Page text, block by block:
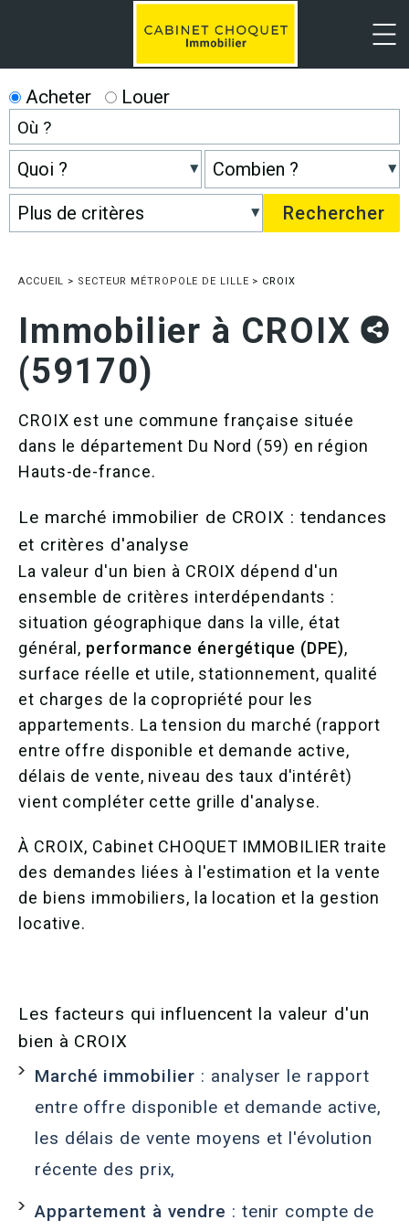
Acheter Louer
ACCUEIL > SECTEUR MÉTROPOLE DE LILLE > CROIX
Immobilier à CROIX
(59170)
CROIX est une commune française située
dans le département Du Nord (59) en région
Hauts-de-france.
Le marché immobilier de CROIX : tendances
et critères d'analyse
La valeur d'un bien à CROIX dépend d'un
ensemble de critères interdépendants :
situation géographique dans la ville, état
général, performance énergétique (DPE),
surface réelle et utile, stationnement, qualité
et charges de la copropriété pour les
appartements. La tension du marché (rapport
entre offre disponible et demande active,
délais de vente, niveau des taux d'intérêt)
vient compléter cette grille d'analyse.
À CROIX, Cabinet CHOQUET IMMOBILIER traite
des demandes liées à l'estimation et la vente
de biens immobiliers, la location et la gestion
locative.
Les facteurs qui influencent la valeur d'un
bien à CROIX
Marché immobilier : analyser le rapport
entre offre disponible et demande active,
les délais de vente moyens et l'évolution
récente des prix,
Appartement à vendre : tenir compte de